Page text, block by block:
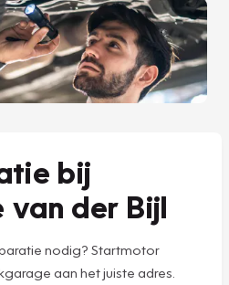
bij
der Bijl
nodig? Startmotor
aan het juiste adres.